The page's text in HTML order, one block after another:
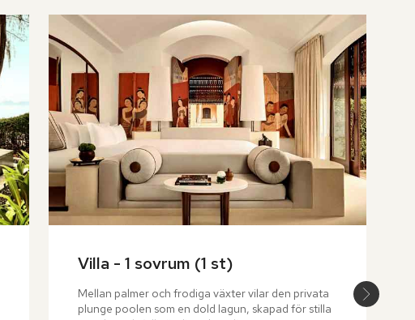
Villa - 1 sovrum (1 st)
Mellan palmer och frodiga växter vilar den privata
plunge poolen som en dold lagun, skapad för stilla